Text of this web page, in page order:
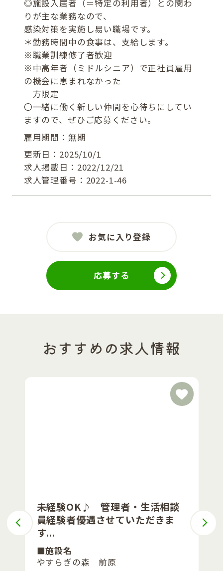
◎施設入居者（＝特定の利用者）との関わ
りが主な業務なので、
感染対策を実施し易い職場です。
＊勤務時間中の食事は、支給します。
※職業訓練修了者歓迎
※中高年者（ミドルシニア）で正社員雇用
の機会に恵まれなかった
方限定
〇一緒に働く新しい仲間を心待ちにしてい
ますので、ぜひご応募ください。
雇用期間：無期
更新日：2025/10/1
求人掲載日：2022/12/21
求人管理番号：2022-1-46
お気に入り登録
応募する
おすすめの求人情報
未経験OK♪ 管理者・生活相談
員経験者優遇させていただきま
す...
■施設名
やすらぎの森 前原